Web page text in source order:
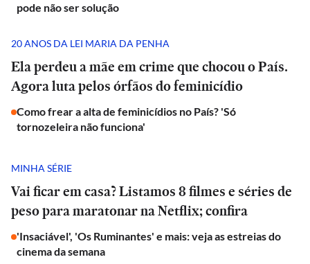
pode não ser solução
20 ANOS DA LEI MARIA DA PENHA
Ela perdeu a mãe em crime que chocou o País.
Agora luta pelos órfãos do feminicídio
Como frear a alta de feminicídios no País? 'Só
tornozeleira não funciona'
MINHA SÉRIE
Vai ficar em casa? Listamos 8 filmes e séries de
peso para maratonar na Netflix; confira
'Insaciável', 'Os Ruminantes' e mais: veja as estreias do
cinema da semana